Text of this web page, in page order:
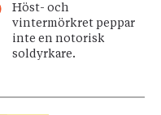
Höst- och
vintermörkret peppar
inte en notorisk
soldyrkare.